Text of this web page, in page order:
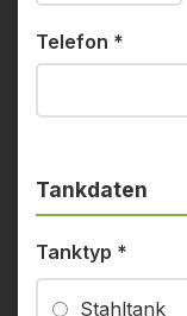
Telefon *
Tankdaten
Tanktyp *
Stahltank